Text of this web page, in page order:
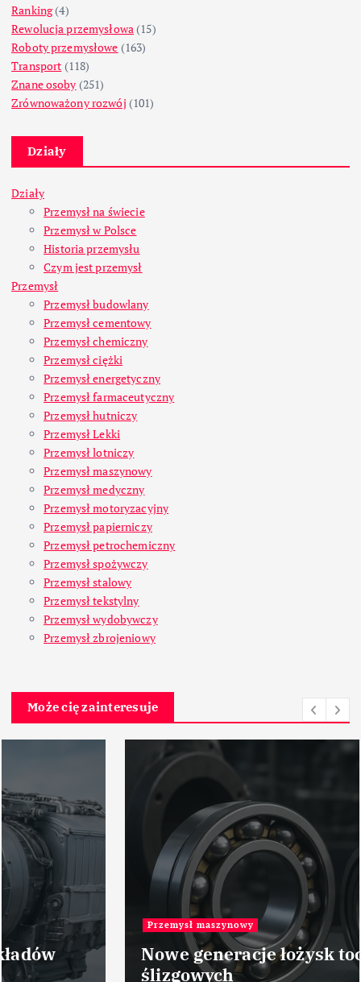
Ranking(4)
Rewolucja przemysłowa (15)
Roboty przemysłowe (163)
Transport (118)
Znane osoby (251)
Zrównoważony rozwój (101)
Działy
Działy
Przemysł na świecie
Przemysł w Polsce
Historia przemysłu
Czym jest przemysł
Przemysł
Przemysł budowlany
Przemysł cementowy
Przemysł chemiczny
Przemysł ciężki
Przemysł energetyczny
Przemysł farmaceutyczny
Przemysł hutniczy
Przemysł Lekki
Przemysł lotniczy
Przemysł maszynowy
Przemysł medyczny
Przemysł motoryzacyjny
Przemysł papierniczy
Przemysł petrochemiczny
Przemysł spożywczy
Przemysł stalowy
Przemysł tekstylny
Przemysł wydobywczy
Przemysł zbrojeniowy
Może cię zainteresuje
Przemysł maszynowy
Nowe generacje łożysk tocznych i
ślizgowych